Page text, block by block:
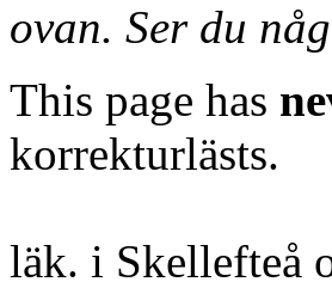
ovan. Ser du
This page has
korrekturlästs.
läk. i Skellefteå